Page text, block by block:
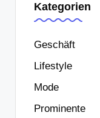
Kategorien
Geschäft
Lifestyle
Mode
Prominente